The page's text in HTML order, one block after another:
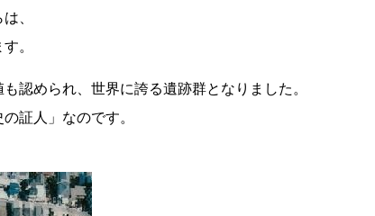
、
。
認められ、世界に誇る遺跡群となりました。
証人」なのです。